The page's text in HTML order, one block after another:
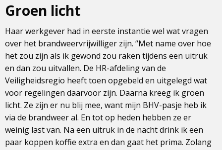
Groen licht
Haar werkgever had in eerste instantie wel wat vragen
over het brandweervrijwilliger zijn. “Met name over hoe
het zou zijn als ik gewond zou raken tijdens een uitruk
en dan zou uitvallen. De HR-afdeling van de
Veiligheidsregio heeft toen opgebeld en uitgelegd wat
voor regelingen daarvoor zijn. Daarna kreeg ik groen
licht. Ze zijn er nu blij mee, want mijn BHV-pasje heb ik
via de brandweer al. En tot op heden hebben ze er
weinig last van. Na een uitruk in de nacht drink ik een
paar koppen koffie extra en dan gaat het prima. Zolang